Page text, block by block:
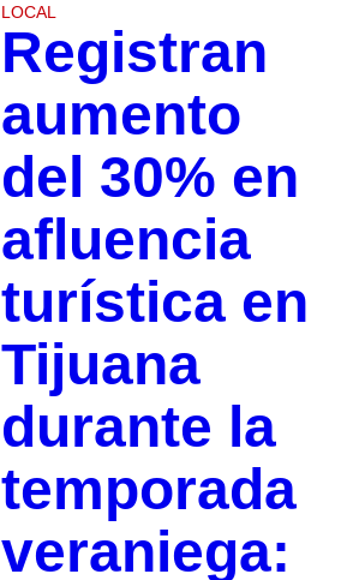
LOCAL
Registran
aumento
del 30% en
afluencia
turística en
Tijuana
durante la
temporada
veraniega: